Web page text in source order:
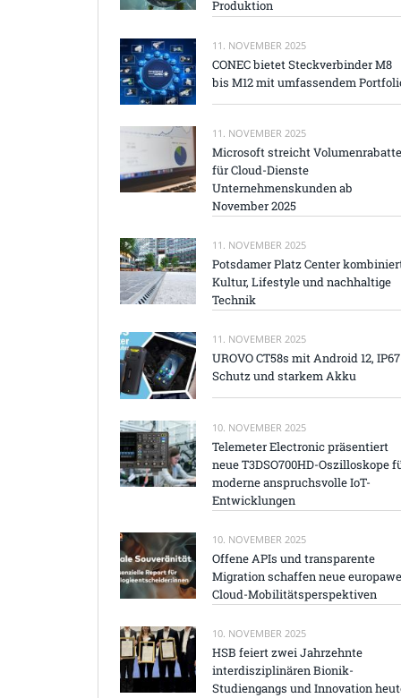
Produktion
11. NOVEMBER 2025
CONEC bietet Steckverbinder M8
bis M12 mit umfassendem
11. NOVEMBER 2025
Microsoft streicht Volumenrabatte
für Cloud-Dienste
Unternehmenskunden ab
November 2025
11. NOVEMBER 2025
Potsdamer Platz Center
Kultur, Lifestyle und nachhaltige
Technik
11. NOVEMBER 2025
UROVO CT58s mit Android 12,
Schutz und starkem Akku
10. NOVEMBER 2025
Telemeter Electronic präsentiert
neue T3DSO700HD-Oszilloskope
moderne anspruchsvolle IoT-
Entwicklungen
10. NOVEMBER 2025
Offene APIs und transparente
Migration schaffen neue
Cloud-Mobilitätsperspektiven
10. NOVEMBER 2025
HSB feiert zwei Jahrzehnte
interdisziplinären Bionik-
Studiengangs und Innovation